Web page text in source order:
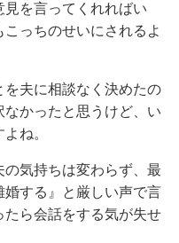
を言ってくれればい
っちのせいにされるよ
夫に相談なく決めたの
かったと思うけど、い
ね。
気持ちは変わらず、最
する』と厳しい声で言
ら会話をする気が失せ